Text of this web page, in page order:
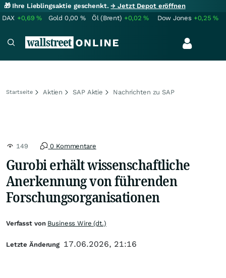
🎁 Ihre Lieblingsaktie geschenkt.→ Jetzt Depot eröffnen
DAX +0,69% Gold 0,00 % Öl (Brent) +0,02% Dow Jones +0,25%
Startseite Aktien SAP Aktie Nachrichten zu SAP
149 0 Kommentare
Gurobi erhält wissenschaftliche
Anerkennung von führenden
Forschungsorganisationen
Verfasst von Business Wire (dt.)
Letzte Änderung 17.06.2026, 21:16